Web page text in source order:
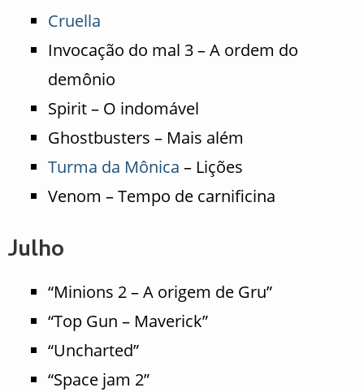
Cruella
Invocação do mal 3 – A ordem do
demônio
Spirit – O indomável
Ghostbusters – Mais além
Turma da Mônica – Lições
Venom – Tempo de carnificina
Julho
“Minions 2 – A origem de Gru”
“Top Gun – Maverick”
“Uncharted”
“Space jam 2”